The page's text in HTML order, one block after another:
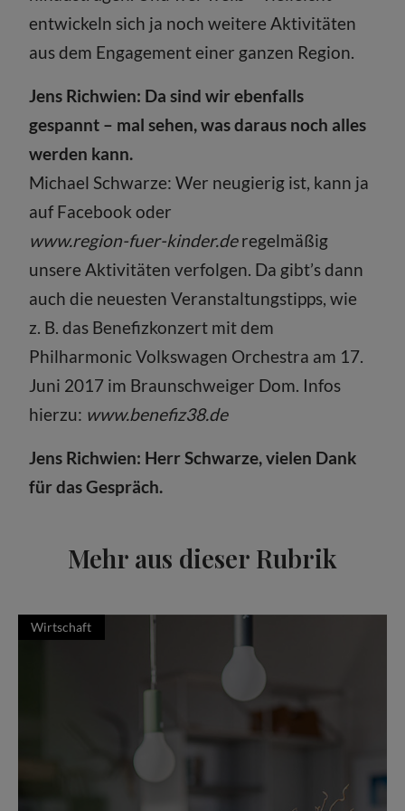
entwickeln sich ja noch weitere Aktivitäten
aus dem Engagement einer ganzen Region.
Jens Richwien: Da sind wir ebenfalls
gespannt – mal sehen, was daraus noch alles
werden kann.
Michael Schwarze: Wer neugierig ist, kann ja
auf Facebook oder
www.region-fuer-kinder.deregelmäßig
unsere Aktivitäten verfolgen. Da gibt’s dann
auch die neuesten Veranstaltungstipps, wie
z. B. das Benefizkonzert mit dem
Philharmonic Volkswagen Orchestra am 17.
Juni 2017 im Braunschweiger Dom. Infos
hierzu: www.benefiz38.de
Jens Richwien: Herr Schwarze, vielen Dank
für das Gespräch.
Mehr aus dieser Rubrik
Wirtschaft